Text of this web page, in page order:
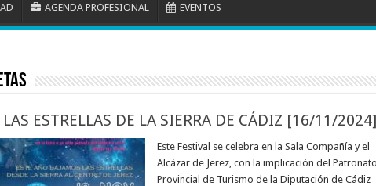
AGENDA PROFESIONAL EVENTOS
ESTRELLAS DE LA SIERRA DE CÁDIZ [16/11/2024]
Este Festival se celebra en la Sala Compañía y el
Alcázar de Jerez, con la implicación del Patronato
Provincial de Turismo de la Diputación de Cádiz